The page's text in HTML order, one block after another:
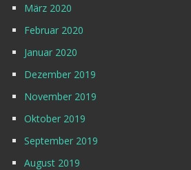
März 2020
Februar 2020
Januar 2020
Dezember 2019
November 2019
Oktober 2019
September 2019
August 2019